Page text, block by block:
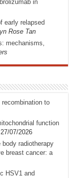
in
early relapsed
Rose Tan
mechanisms,
recombination to
function
27/07/2026
radiotherapy
breast cancer: a
HSV1 and